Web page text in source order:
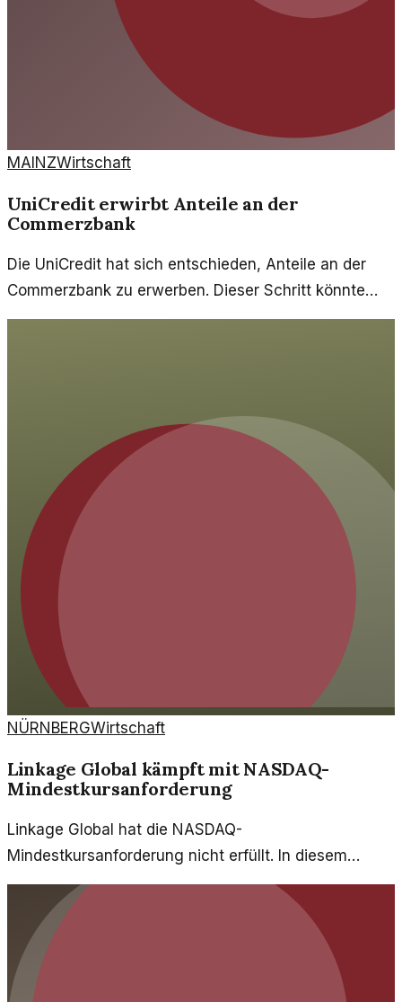
MAINZWirtschaft
UniCredit erwirbt Anteile an der
Commerzbank
Die UniCredit hat sich entschieden, Anteile an der
Commerzbank zu erwerben. Dieser Schritt könnte
weitreichende Folgen für den deutschen
NÜRNBERGWirtschaft
Linkage Global kämpft mit NASDAQ-
Mindestkursanforderung
Linkage Global hat die NASDAQ-
Mindestkursanforderung nicht erfüllt. In diesem
Artikel beleuchten wir die Ursachen und möglichen
Auswirkungen für das Unternehmen und seine
Investoren.